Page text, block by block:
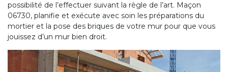
possibilité de l’effectuer suivant la règle de l’art. Maçon
06730, planifie et exécute avec soin les préparations du
mortier et la pose des briques de votre mur pour que vous
jouissez d’un mur bien droit.